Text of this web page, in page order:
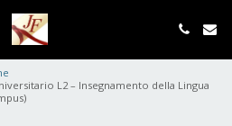
L2 – Insegnamento della Lingua